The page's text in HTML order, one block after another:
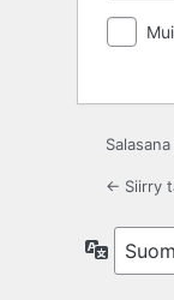
← Siirry
Kieli